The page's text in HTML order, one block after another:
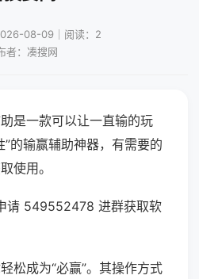
08-09｜阅读：2
者：凑搜网
是一款可以让一直输的玩
”的输赢辅助神器，有需要的
使用。
请 549552478 进群获取软
松成为“必赢”。其操作方式